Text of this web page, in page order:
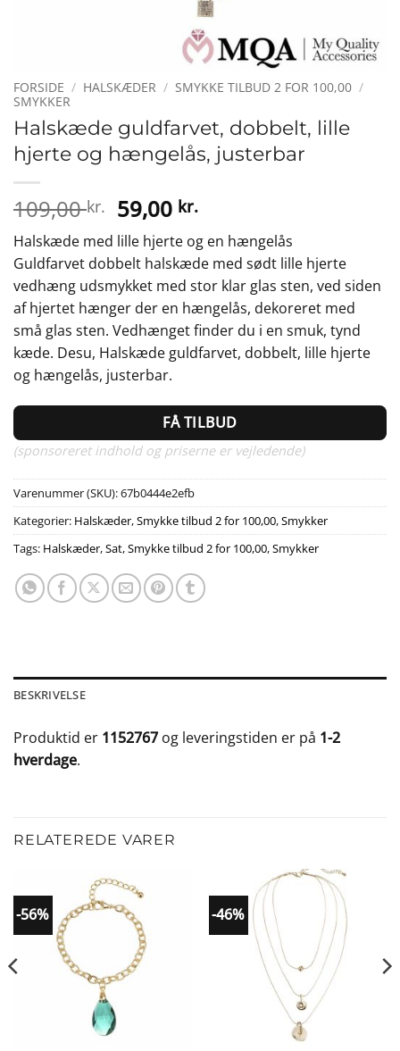
FORSIDE / HALSKÆDER / SMYKKE TILBUD 2 FOR 100,00 /
SMYKKER
Halskæde guldfarvet, dobbelt, lille
hjerte og hængelås, justerbar
109,00kr. Den
oprindelige
pris
var:
109,00 kr..
59,00 kr.Den
aktuelle
pris
er:
59,00 kr..
Halskæde med lille hjerte og en hængelås
Guldfarvet dobbelt halskæde med sødt lille hjerte
vedhæng udsmykket med stor klar glas sten, ved siden
af hjertet hænger der en hængelås, dekoreret med
små glas sten. Vedhænget finder du i en smuk, tynd
kæde. Desu, Halskæde guldfarvet, dobbelt, lille hjerte
og hængelås, justerbar.
FÅ TILBUD
(sponsoreret indhold og priserne er vejledende)
Varenummer (SKU):67b0444e2efb
Kategorier: Halskæder,Smykke tilbud 2 for 100,00,Smykker
Tags: Halskæder,Sat,Smykke tilbud 2 for 100,00,Smykker
BESKRIVELSE
Produktid er 1152767 og leveringstiden er på 1-2
hverdage.
RELATEREDE VARER
-56% -46%